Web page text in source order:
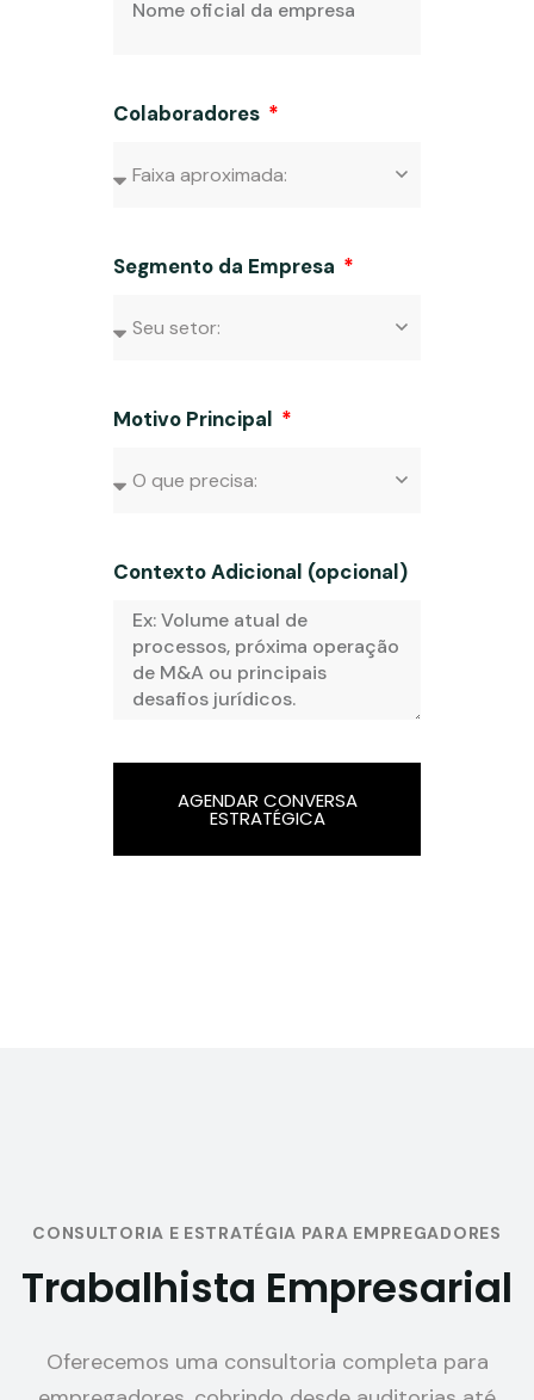
Colaboradores
Segmento da Empresa
Motivo Principal
Contexto Adicional (opcional)
AGENDAR CONVERSA
ESTRATÉGICA
CONSULTORIA E ESTRATÉGIA PARA EMPREGADORES
Trabalhista Empresarial
Oferecemos uma consultoria completa para